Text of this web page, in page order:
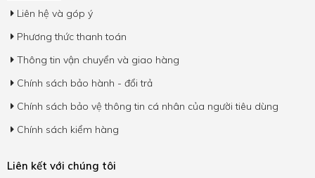
Liên hệ và góp ý
Phương thức thanh toán
Thông tin vận chuyển và giao hàng
Chính sách bảo hành - đổi trả
Chính sách bảo vệ thông tin cá nhân của người tiêu dùng
Chính sách kiểm hàng
Liên kết với chúng tôi